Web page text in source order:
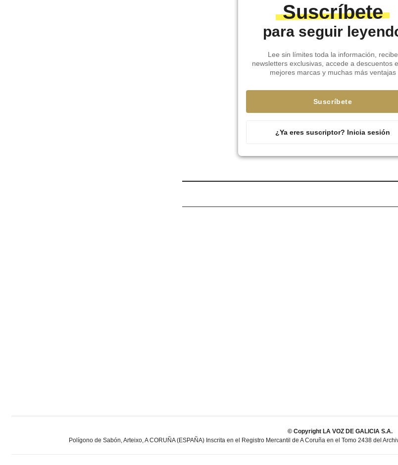
Suscríbete
para seguir
Lee sin límites toda la información, recibe
newsletters exclusivas, accede a descuentos
mejores marcas y muchas más ventajas
Suscríbete
¿Ya eres suscriptor? Inicia sesión
© Copyright LA VOZ DE GALICIA S.A.
Polígono de Sabón, Arteixo, A CORUÑA (ESPAÑA) Inscrita en el Registro Mercantil de A Coruña en el Tomo 2438 del